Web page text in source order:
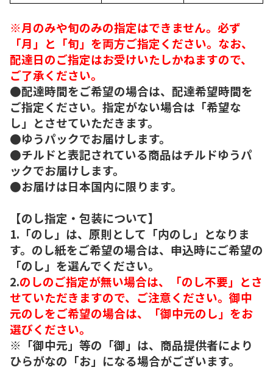
※月のみや旬のみの指定はできません。必ず
「月」と「旬」を両方ご指定ください。なお、
配達日のご指定はお受けいたしかねますので、
ご了承ください。
●配達時間をご希望の場合は、配達希望時間を
ご指定ください。指定がない場合は「希望な
し」とさせていただきます。
●ゆうパックでお届けします。
●チルドと表記されている商品はチルドゆうパ
ックでお届けします。
●お届けは日本国内に限ります。
【のし指定・包装について】
1.「のし」は、原則として「内のし」となりま
す。のし紙をご希望の場合は、申込時にご希望の
「のし」を選んでください。
2.のしのご指定が無い場合は、「のし不要」とさ
せていただきますので、ご注意ください。御中
元のしをご希望の場合は、「御中元のし」をお
選びください。
※「御中元」等の「御」は、商品提供者により
ひらがなの「お」になる場合がございます。